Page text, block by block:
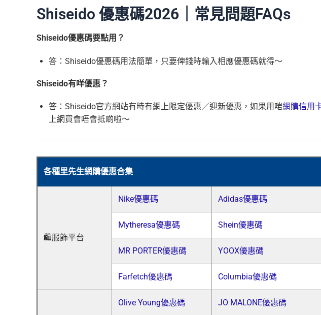
Shiseido 優惠碼2026 ｜常見問題FAQs
Shiseido優惠碼要點用？
答：Shiseido優惠碼用法簡單，只要俾錢時輸入相應優惠碼就得～
Shiseido有咩優惠？
答：Shiseido官方網站有時有網上限定優惠／迎新優惠，如果用啱網購信用
上網買會唔會抵啲啦～
各種里先生網購優惠合集
🛍️服飾平台
Nike優惠碼 Adidas優惠碼
Mytheresa優惠碼 Shein優惠碼
MR PORTER優惠碼 YOOX優惠碼
Farfetch優惠碼 Columbia優惠碼
Olive Young優惠碼 JO MALONE優惠碼